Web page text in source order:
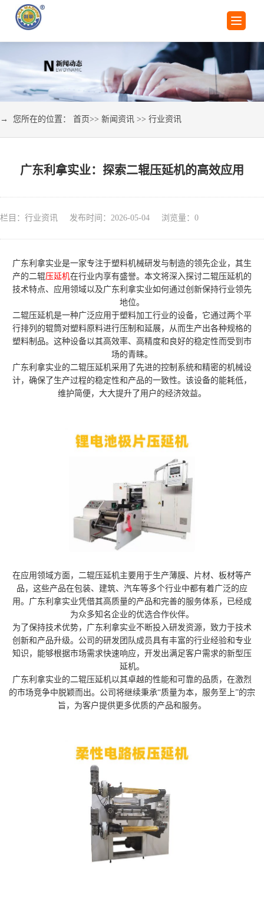
→ 您所在的位置： 首页>> 新闻资讯 >> 行业资讯
广东利拿实业：探索二辊压延机的高效应用
栏目：行业资讯 发布时间：2026-05-04 浏览量： 0
广东利拿实业是一家专注于塑料机械研发与制造的领先企业，其生
产的二辊压延机在行业内享有盛誉。本文将深入探讨二辊压延机的
技术特点、应用领域以及广东利拿实业如何通过创新保持行业领先
地位。
二辊压延机是一种广泛应用于塑料加工行业的设备，它通过两个平
行排列的辊筒对塑料原料进行压制和延展，从而生产出各种规格的
塑料制品。这种设备以其高效率、高精度和良好的稳定性而受到市
场的青睐。
广东利拿实业的二辊压延机采用了先进的控制系统和精密的机械设
计，确保了生产过程的稳定性和产品的一致性。该设备的能耗低，
维护简便，大大提升了用户的经济效益。
在应用领域方面，二辊压延机主要用于生产薄膜、片材、板材等产
品，这些产品在包装、建筑、汽车等多个行业中都有着广泛的应
用。广东利拿实业凭借其高质量的产品和完善的服务体系，已经成
为众多知名企业的优选合作伙伴。
为了保持技术优势，广东利拿实业不断投入研发资源，致力于技术
创新和产品升级。公司的研发团队成员具有丰富的行业经验和专业
知识，能够根据市场需求快速响应，开发出满足客户需求的新型压
延机。
广东利拿实业的二辊压延机以其卓越的性能和可靠的品质，在激烈
的市场竞争中脱颖而出。公司将继续秉承“质量为本，服务至上”的宗
旨，为客户提供更多优质的产品和服务。